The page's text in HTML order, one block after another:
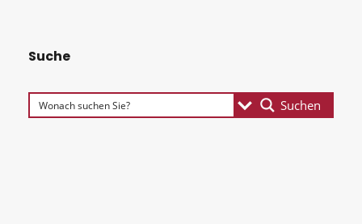
Suche
Suchen